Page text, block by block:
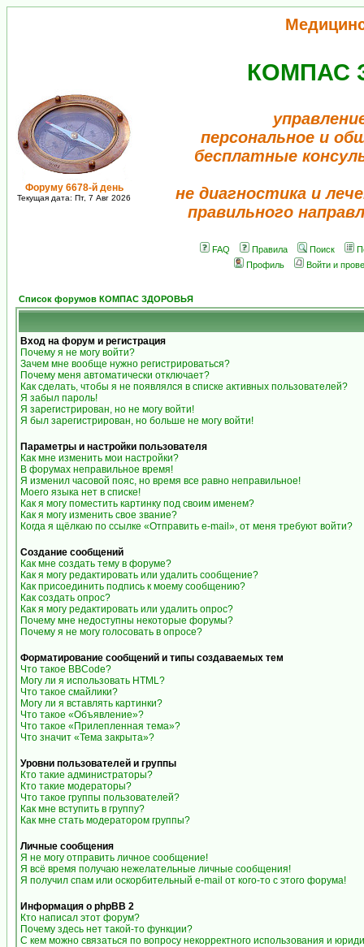
Форуму 6678-й день
Текущая дата: Пт, 7 Авг 2026
КОМПАС
персональное и
бесплатные
не диагностика и
правильного
FAQ Правила Поиск
Профиль
Войти и
Список форумов КОМПАС ЗДОРОВЬЯ
Вход на форум и регистрация
Почему я не могу войти?
Зачем мне вообще нужно регистрироваться?
Почему меня автоматически отключает?
Как сделать, чтобы я не появлялся в списке активных пользователей?
Я забыл пароль!
Я зарегистрирован, но не могу войти!
Я был зарегистрирован, но больше не могу войти!
Параметры и настройки пользователя
Как мне изменить мои настройки?
В форумах неправильное время!
Я изменил часовой пояс, но время все равно неправильное!
Моего языка нет в списке!
Как я могу поместить картинку под своим именем?
Как я могу изменить свое звание?
Когда я щёлкаю по ссылке «Отправить e-mail», от меня требуют войти?
Создание сообщений
Как мне создать тему в форуме?
Как я могу редактировать или удалить сообщение?
Как присоединить подпись к моему сообщению?
Как создать опрос?
Как я могу редактировать или удалить опрос?
Почему мне недоступны некоторые форумы?
Почему я не могу голосовать в опросе?
Форматирование сообщений и типы создаваемых тем
Что такое BBCode?
Могу ли я использовать HTML?
Что такое смайлики?
Могу ли я вставлять картинки?
Что такое «Объявление»?
Что такое «Прилепленная тема»?
Что значит «Тема закрыта»?
Уровни пользователей и группы
Кто такие администраторы?
Кто такие модераторы?
Что такое группы пользователей?
Как мне вступить в группу?
Как мне стать модератором группы?
Личные сообщения
Я не могу отправить личное сообщение!
Я всё время получаю нежелательные личные сообщения!
Я получил спам или оскорбительный e-mail от кого-то с этого форума!
Информация о phpBB 2
Кто написал этот форум?
Почему здесь нет такой-то функции?
С кем можно связаться по вопросу некорректного использования и